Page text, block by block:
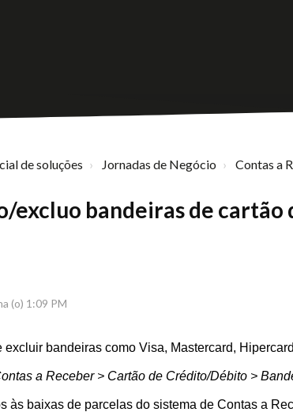
de soluções Jornadas de Negócio Contas a
excluo bandeiras de cartão
(o) 1:09 PM
bandeiras como Visa, Mastercard,
a Receber > Cartão de Crédito/Débito >
às baixas de parcelas do sistema de Contas a